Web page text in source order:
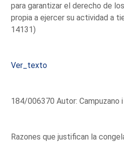
para garantizar el derecho de
propia a ejercer su actividad a
14131)
Ver_texto
184/006370 Autor: Campuzano i
Razones que justifican la